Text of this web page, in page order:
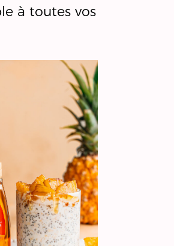
à toutes vos